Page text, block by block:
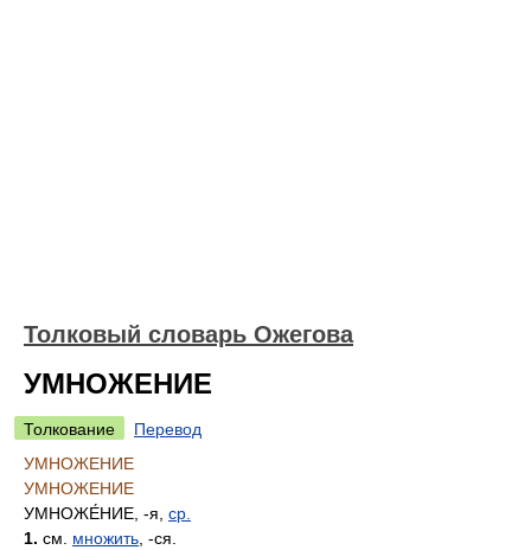
Толковый словарь Ожегова
УМНОЖЕНИЕ
Толкование
Перевод
УМНОЖЕНИЕ
УМНОЖЕНИЕ
УМНОЖЕ́НИЕ , -я, ср.
1. см. множить , -ся.